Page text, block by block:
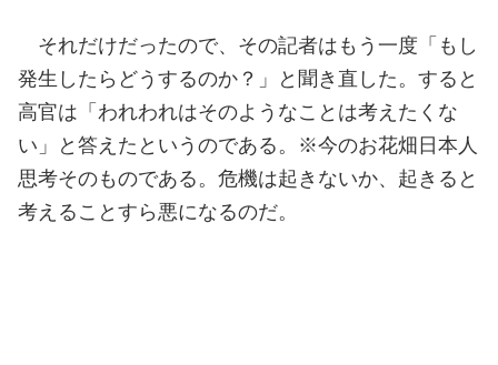
それだけだったので、その記者はもう一度「もし
発生したらどうするのか？」と聞き直した。すると
高官は「われわれはそのようなことは考えたくな
い」と答えたというのである。※今のお花畑日本人
思考そのものである。危機は起きないか、起きると
考えることすら悪になるのだ。